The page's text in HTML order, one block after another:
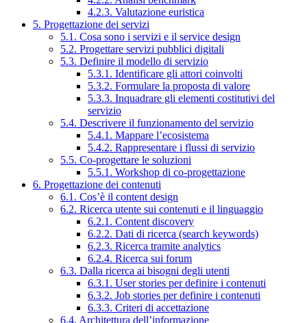
4.2.3. Valutazione euristica
5. Progettazione dei servizi
5.1. Cosa sono i servizi e il service design
5.2. Progettare servizi pubblici digitali
5.3. Definire il modello di servizio
5.3.1. Identificare gli attori coinvolti
5.3.2. Formulare la proposta di valore
5.3.3. Inquadrare gli elementi costitutivi del
servizio
5.4. Descrivere il funzionamento del servizio
5.4.1. Mappare l’ecosistema
5.4.2. Rappresentare i flussi di servizio
5.5. Co-progettare le soluzioni
5.5.1. Workshop di co-progettazione
6. Progettazione dei contenuti
6.1. Cos’è il content design
6.2. Ricerca utente sui contenuti e il linguaggio
6.2.1. Content discovery
6.2.2. Dati di ricerca (search keywords)
6.2.3. Ricerca tramite analytics
6.2.4. Ricerca sui forum
6.3. Dalla ricerca ai bisogni degli utenti
6.3.1. User stories per definire i contenuti
6.3.2. Job stories per definire i contenuti
6.3.3. Criteri di accettazione
6.4. Architettura dell’informazione